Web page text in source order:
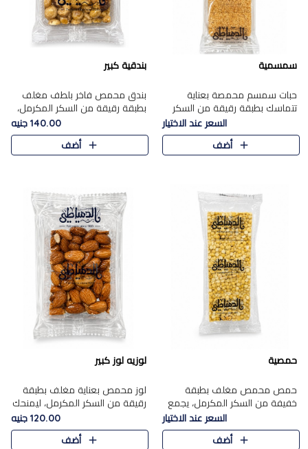
سمسمية
حبات سمسم محمصة بعناية
تتماسك بطبقة رقيقة من السكر
المكرمل، لتقدم طعم السمسم
المميز وقرمشتة التي ارتبطت ببهجة
المولد عبر الأجيال.
السعر عند الاختيار
أضف
بندقية كبير
بندق محمص فاخر بلطف مغلف
بطبقة رقيقة من السكر المكرمل،
يجمع بين النكهة الغنية ناتي
والقرمشة الراقية المرضية في
حلوى شرقية أنيقه بطابع مميز.
140.00 جنيه
أضف
حمصية
حمص محمص مغلف بطبقة
خفيفة من السكر المكرمل، يجمع
بين القرمشة المميزة والطعم
الشرقي الأصيل في واحدة من أشهر
حلويات الموسم.
السعر عند الاختيار
أضف
لوزيه لوز كبير
لوز محمص بعناية مغلف بطبقة
رقيقة من السكر المكرمل، ليمنحك
قرمشة راقية ونكهة غنية تبرز
فخامة اللوز في كل قطعة.
120.00 جنيه
أضف